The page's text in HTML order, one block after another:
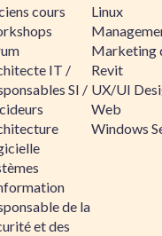
cours
IT /
SI /
de la
et des
Linux
Marketing
Revit
UX/UI
Web
Windows